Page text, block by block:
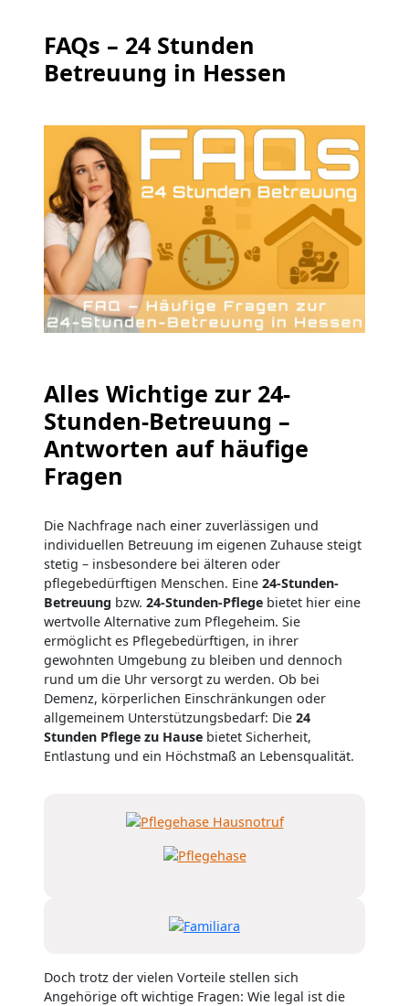
FAQs – 24 Stunden
Betreuung in Hessen
Alles Wichtige zur 24-
Stunden-Betreuung –
Antworten auf häufige
Fragen
Die Nachfrage nach einer zuverlässigen und
individuellen Betreuung im eigenen Zuhause steigt
stetig – insbesondere bei älteren oder
pflegebedürftigen Menschen. Eine 24-Stunden-
Betreuung bzw. 24-Stunden-Pflege bietet hier eine
wertvolle Alternative zum Pflegeheim. Sie
ermöglicht es Pflegebedürftigen, in ihrer
gewohnten Umgebung zu bleiben und dennoch
rund um die Uhr versorgt zu werden. Ob bei
Demenz, körperlichen Einschränkungen oder
allgemeinem Unterstützungsbedarf: Die 24
Stunden Pflege zu Hause bietet Sicherheit,
Entlastung und ein Höchstmaß an Lebensqualität.
Doch trotz der vielen Vorteile stellen sich
Angehörige oft wichtige Fragen: Wie legal ist die